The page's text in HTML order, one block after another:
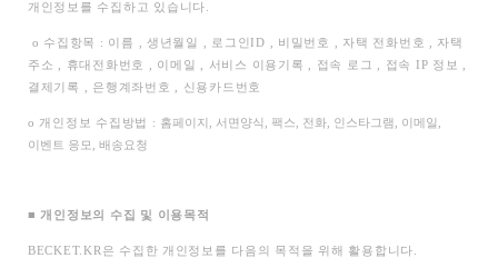
개인정보를 수집하고 있습니다.
ο 수집항목 : 이름 , 생년월일 , 로그인ID , 비밀번호 , 자택 전화번호 , 자택
주소 , 휴대전화번호 , 이메일 , 서비스 이용기록 , 접속 로그 , 접속 IP 정보 ,
결제기록 , 은행계좌번호 , 신용카드번호
ο 개인정보 수집방법 : 홈페이지, 서면양식, 팩스, 전화, 인스타그램, 이메일,
이벤트 응모, 배송요청
■ 개인정보의 수집 및 이용목적
BECKET.KR 은 수집한 개인정보를 다음의 목적을 위해 활용합니다.